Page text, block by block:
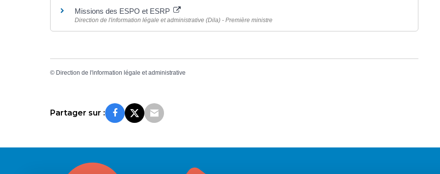
Missions des ESPO et ESRP
Direction de l'information légale et administrative (Dila) - Première ministre
© Direction de l'information légale et administrative
Partager sur :